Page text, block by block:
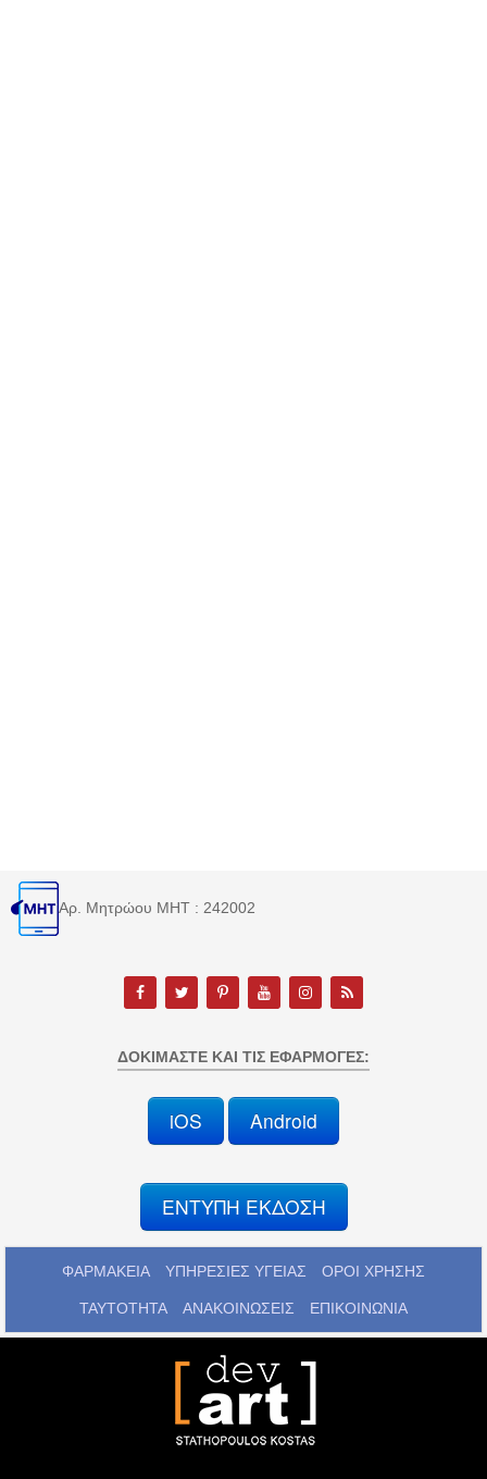
Αρ. Μητρώου MHT : 242002
ΔΟΚΙΜΆΣΤΕ ΚΑΙ ΤΙΣ ΕΦΑΡΜΟΓΈΣ:
iOS Android
ΕΝΤΥΠΗ ΕΚΔΟΣΗ
ΦΑΡΜΑΚΕΙΑ ΥΠΗΡΕΣΙΕΣ ΥΓΕΙΑΣ ΟΡΟΙ ΧΡΗΣΗΣ
ΤΑΥΤΟΤΗΤΑ ΑΝΑΚΟΙΝΩΣΕΙΣ ΕΠΙΚΟΙΝΩΝΙΑ